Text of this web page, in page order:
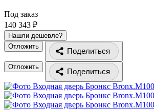
Под заказ
140 343 ₽
Нашли дешевле?
Отложить
Поделиться
Отложить
Поделиться